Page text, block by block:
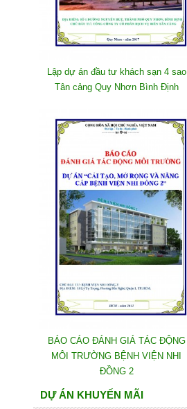
Lập dự án đầu tư khách sạn 4 sao
Tân cảng Quy Nhơn Bình Định
BÁO CÁO ĐÁNH GIÁ TÁC ĐỘNG
MÔI TRƯỜNG BỆNH VIỆN NHI
ĐỒNG 2
DỰ ÁN KHUYẾN MÃI